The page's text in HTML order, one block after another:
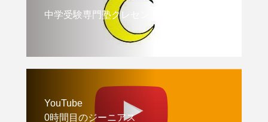
中学受験専門塾クレセント
YouTube
0時間目のジーニアス